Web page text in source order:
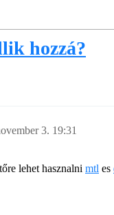
hozzá?
3. 19:31
lehet hasznalni mtl es